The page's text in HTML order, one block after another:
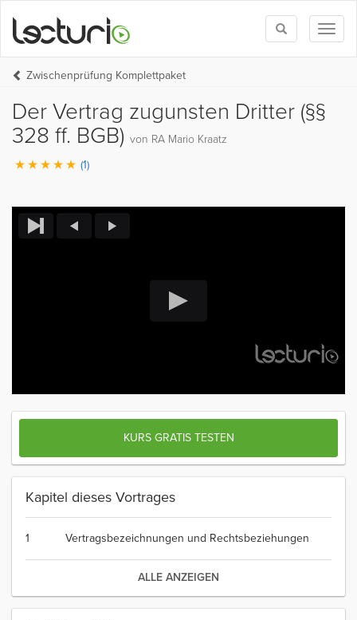
Toggle
search
Zwischenprüfung Komplettpaket
Der Vertrag zugunsten Dritter (§§
328 ff. BGB) von RA Mario Kraatz
(1)
KURS GRATIS TESTEN
Kapitel dieses Vortrages
1 Vertragsbezeichnungen und Rechtsbeziehungen
ALLE ANZEIGEN